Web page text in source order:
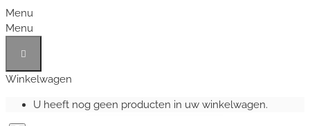
Menu
Menu
Winkelwagen
U heeft nog geen producten in uw winkelwagen.